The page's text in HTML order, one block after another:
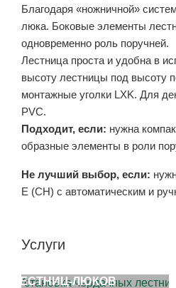
Благодаря «ножничной»
люка. Боковые элементы
одновременно роль поручней.
Лестница проста и удобна в
высоту лестницы под высоту
монтажные уголки LXK. Для
PVC.
Подходит, если: нужна
образные элементы в роли
Не лучший выбор, если:
E (CH) с автоматическим и
Услуги
ЛЕСТНИЦ-ЛЮКОВ